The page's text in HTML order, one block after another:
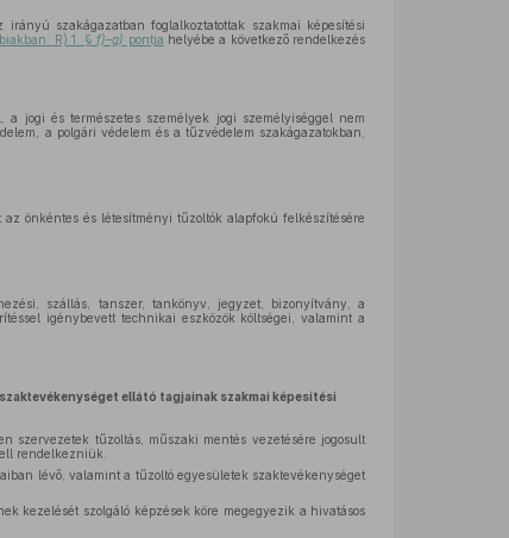
szakágazatban foglalkoztatottak szakmai képesítési
R) 1. §f)–g) pontja helyébe a következő rendelkezés
jogi és természetes személyek jogi személyiséggel nem
a polgári védelem és a tűzvédelem szakágazatokban,
önkéntes és létesítményi tűzoltók alapfokú felkészítésére
szállás, tanszer, tankönyv, jegyzet, bizonyítvány, a
igénybevett technikai eszközök költségei, valamint a
ellátó tagjainak szakmai képesítési
szervezetek tűzoltás, műszaki mentés vezetésére jogosult
rendelkezniük.
lévő, valamint a tűzoltó egyesületek szaktevékenységet
kezelését szolgáló képzések köre megegyezik a hivatásos